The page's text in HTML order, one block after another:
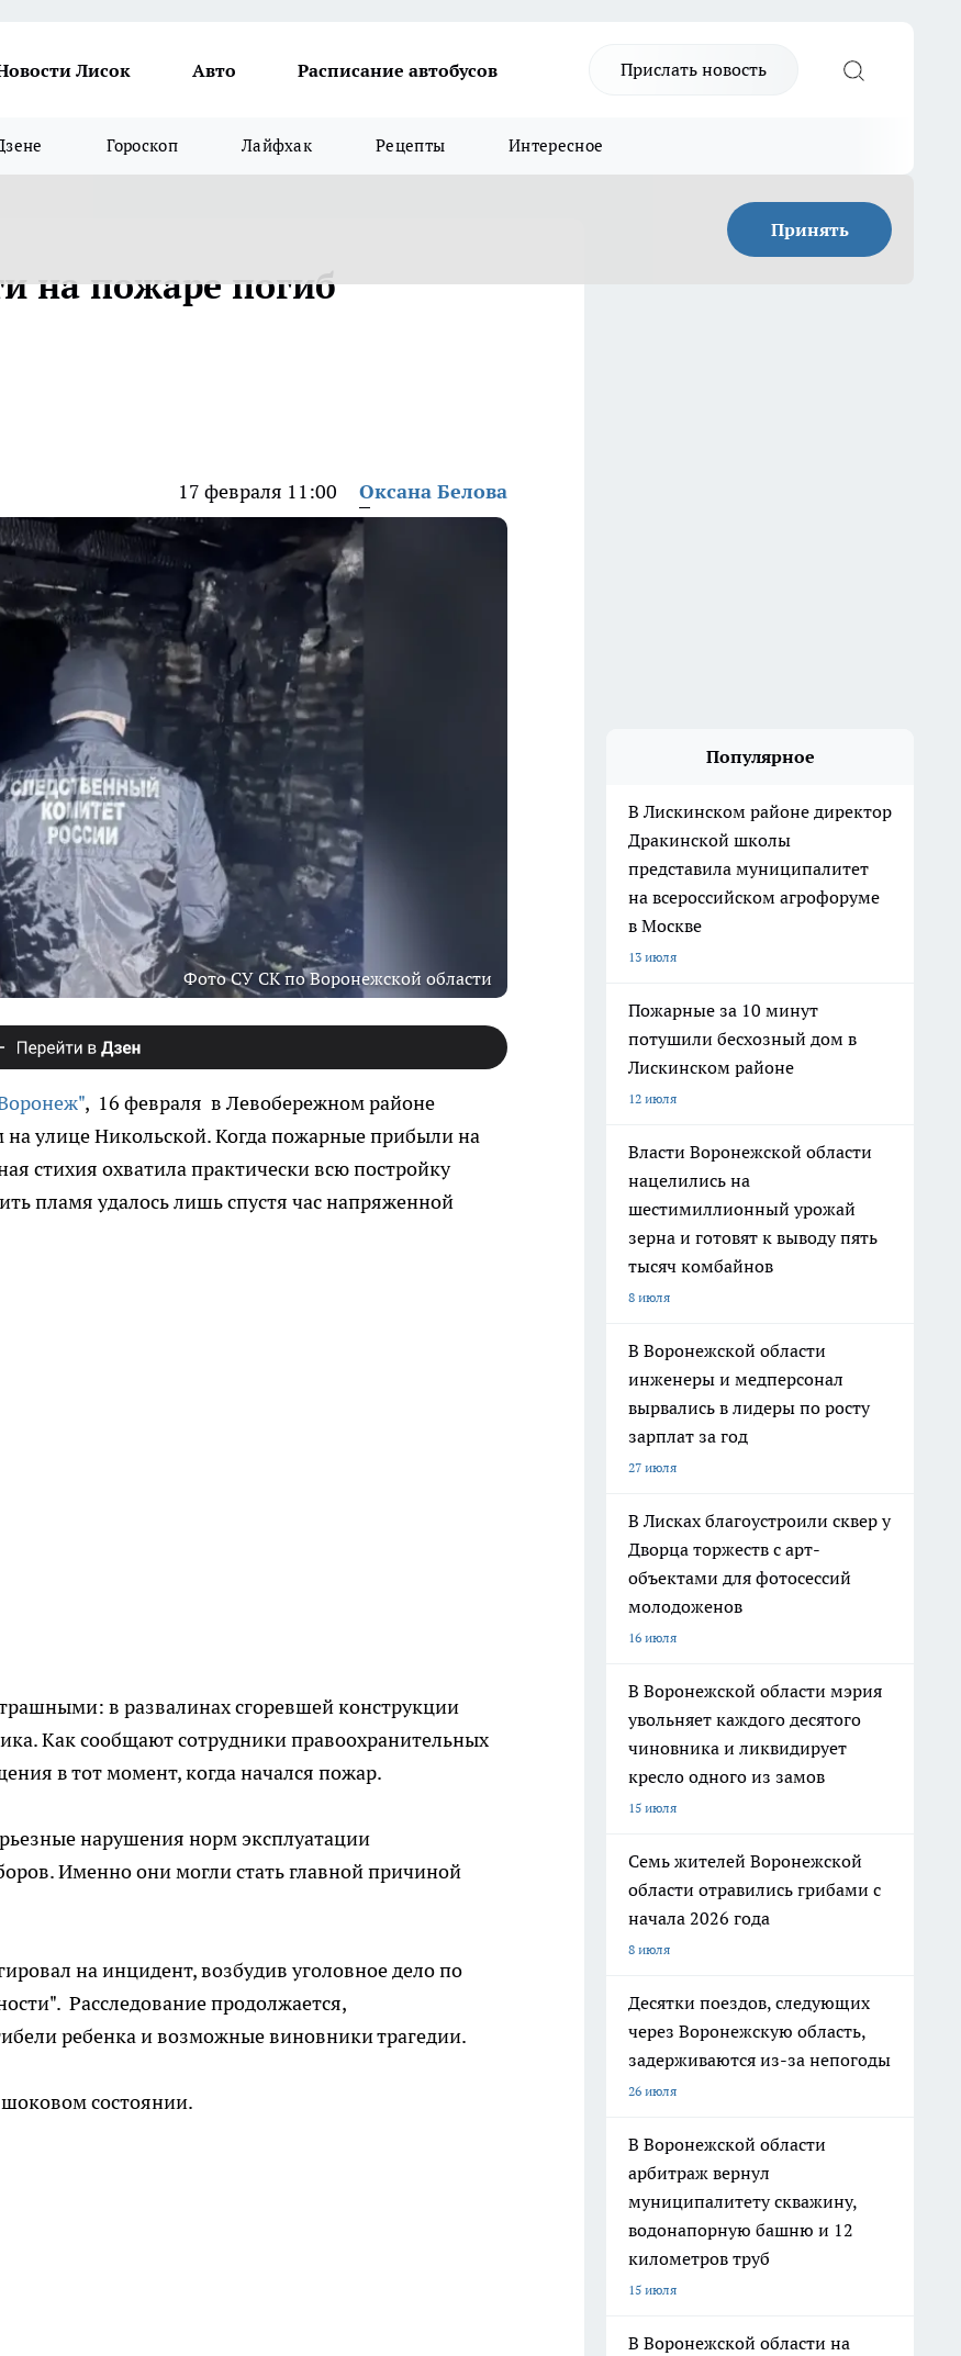
Лисок Авто Расписание автобусов Прислать новость
Гороскоп Лайфхак Рецепты Интересное
Принять
на пожаре погиб
17 февраля 11:00 Оксана Белова
Фото СУ СК по Воронежской области
, 16 февраля в Левобережном районе
улице Никольской. Когда пожарные прибыли на
стихия охватила практически всю постройку
пламя удалось лишь спустя час напряженной
в развалинах сгоревшей конструкции
Как сообщают сотрудники правоохранительных
в тот момент, когда начался пожар.
нарушения норм эксплуатации
Именно они могли стать главной причиной
на инцидент, возбудив уголовное дело по
Расследование продолжается,
ребенка и возможные виновники трагедии.
состоянии.
Популярное
В Лискинском районе директор
Дракинской школы
представила муниципалитет
на всероссийском агрофоруме
в Москве
13 июля
Пожарные за 10 минут
потушили бесхозный дом в
Лискинском районе
12 июля
Власти Воронежской области
нацелились на
шестимиллионный урожай
зерна и готовят к выводу пять
тысяч комбайнов
8 июля
В Воронежской области
инженеры и медперсонал
вырвались в лидеры по росту
зарплат за год
27 июля
В Лисках благоустроили сквер у
Дворца торжеств с арт-
объектами для фотосессий
молодоженов
16 июля
В Воронежской области мэрия
увольняет каждого десятого
чиновника и ликвидирует
кресло одного из замов
15 июля
Семь жителей Воронежской
области отравились грибами с
начала 2026 года
8 июля
Десятки поездов, следующих
через Воронежскую область,
задерживаются из-за непогоды
26 июля
В Воронежской области
арбитраж вернул
муниципалитету скважину,
водонапорную башню и 12
километров труб
15 июля
В Воронежской области на